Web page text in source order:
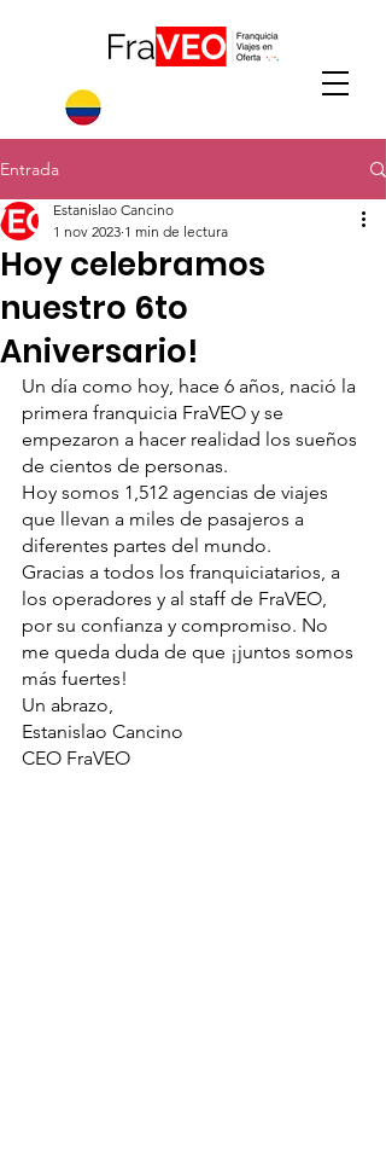
Entrada
Hoy celebramos
nuestro 6to
Aniversario!
Estanislao Cancino
1 nov 2023 1 min de lectura
Un día como hoy, hace 6 años, nació la
primera franquicia FraVEO y se
empezaron a hacer realidad los sueños
de cientos de personas.
Hoy somos 1,512 agencias de viajes
que llevan a miles de pasajeros a
diferentes partes del mundo.
Gracias a todos los franquiciatarios, a
los operadores y al staff de FraVEO,
por su confianza y compromiso. No
me queda duda de que ¡juntos somos
más fuertes!
Un abrazo,
Estanislao Cancino
CEO FraVEO